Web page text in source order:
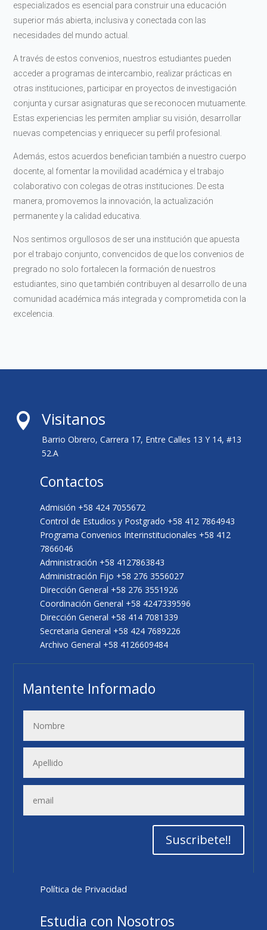
especializados es esencial para construir una educación
superior más abierta, inclusiva y conectada con las
necesidades del mundo actual.
A través de estos convenios, nuestros estudiantes pueden
acceder a programas de intercambio, realizar prácticas en
otras instituciones, participar en proyectos de investigación
conjunta y cursar asignaturas que se reconocen mutuamente.
Estas experiencias les permiten ampliar su visión, desarrollar
nuevas competencias y enriquecer su perfil profesional.
Además, estos acuerdos benefician también a nuestro cuerpo
docente, al fomentar la movilidad académica y el trabajo
colaborativo con colegas de otras instituciones. De esta
manera, promovemos la innovación, la actualización
permanente y la calidad educativa.
Nos sentimos orgullosos de ser una institución que apuesta
por el trabajo conjunto, convencidos de que los convenios de
pregrado no solo fortalecen la formación de nuestros
estudiantes, sino que también contribuyen al desarrollo de una
comunidad académica más integrada y comprometida con la
excelencia.
 Visitanos
Barrio Obrero, Carrera 17, Entre Calles 13 Y 14, #13
52.A
Contactos
Admisión +58 424 7055672
Control de Estudios y Postgrado +58 412 7864943
Programa Convenios Interinstitucionales +58 412
7866046
Administración +58 4127863843
Administración Fijo +58 276 3556027
Dirección General +58 276 3551926
Coordinación General +58 4247339596
Dirección General +58 414 7081339
Secretaria General +58 424 7689226
Archivo General +58 4126609484
Mantente Informado
Suscribete!!
Política de Privacidad
Estudia con Nosotros